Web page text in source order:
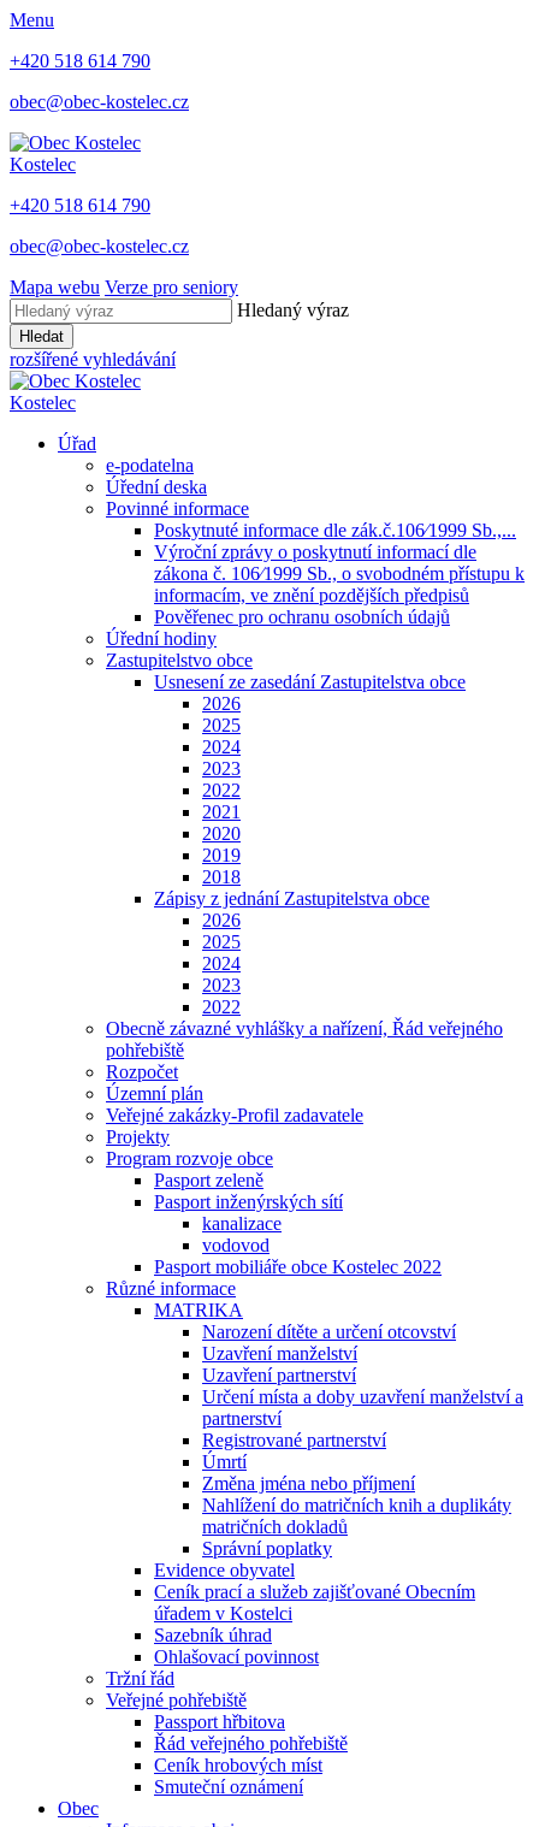
Menu
+420 518 614 790
obec@obec-kostelec.cz
Kostelec
+420 518 614 790
obec@obec-kostelec.cz
Mapa webu Verze pro seniory
Hledaný výraz
Hledat
rozšířené vyhledávání
Kostelec
Úřad
e-podatelna
Úřední deska
Povinné informace
Poskytnuté informace dle zák.č.106⁄1999 Sb.,...
Výroční zprávy o poskytnutí informací dle
zákona č. 106⁄1999 Sb., o svobodném přístupu k
informacím, ve znění pozdějších předpisů
Pověřenec pro ochranu osobních údajů
Úřední hodiny
Zastupitelstvo obce
Usnesení ze zasedání Zastupitelstva obce
2026
2025
2024
2023
2022
2021
2020
2019
2018
Zápisy z jednání Zastupitelstva obce
2026
2025
2024
2023
2022
Obecně závazné vyhlášky a nařízení, Řád veřejného
pohřebiště
Rozpočet
Územní plán
Veřejné zakázky-Profil zadavatele
Projekty
Program rozvoje obce
Pasport zeleně
Pasport inženýrských sítí
kanalizace
vodovod
Pasport mobiliáře obce Kostelec 2022
Různé informace
MATRIKA
Narození dítěte a určení otcovství
Uzavření manželství
Uzavření partnerství
Určení místa a doby uzavření manželství a
partnerství
Registrované partnerství
Úmrtí
Změna jména nebo příjmení
Nahlížení do matričních knih a duplikáty
matričních dokladů
Správní poplatky
Evidence obyvatel
Ceník prací a služeb zajišťované Obecním
úřadem v Kostelci
Sazebník úhrad
Ohlašovací povinnost
Tržní řád
Veřejné pohřebiště
Passport hřbitova
Řád veřejného pohřebiště
Ceník hrobových míst
Smuteční oznámení
Obec